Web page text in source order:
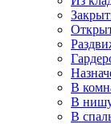
В
В
В